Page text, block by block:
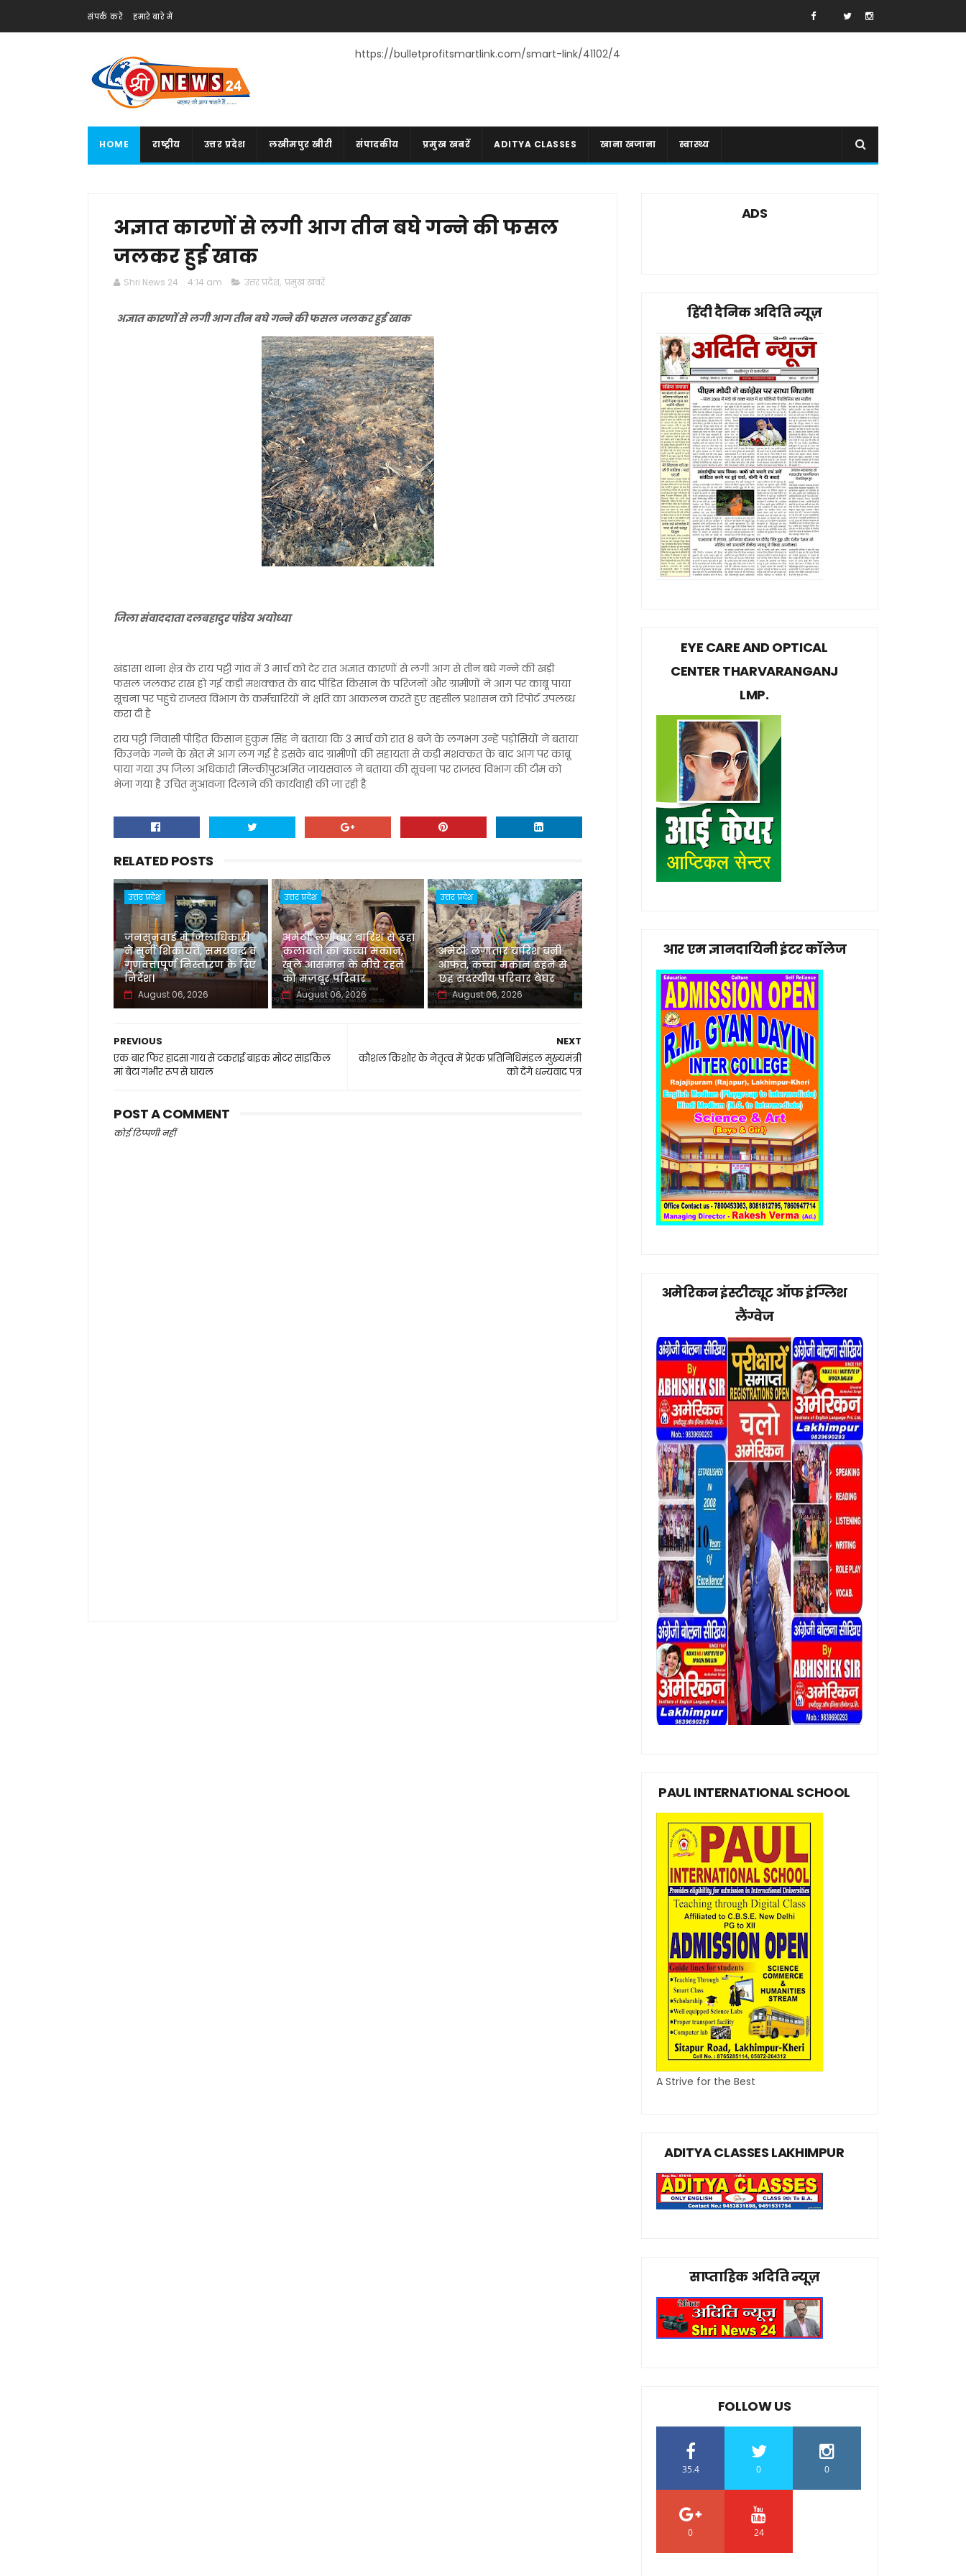
संपर्क करें हमारे बारे में
https://bulletprofitsmartlink.com/smart-link/41102/4
HOME राष्ट्रीय उत्तर प्रदेश लखीमपुर खीरी संपादकीय प्रमुख खबरें ADITYA CLASSES खाना खजाना स्वास्थ्य
अज्ञात कारणों से लगी आग तीन बघे गन्ने की फसल
जलकर हुई खाक
Shri News 24 4:14 am उत्तर प्रदेश, प्रमुख खबरें
अज्ञात कारणों से लगी आग तीन बघे गन्ने की फसल जलकर हुई खाक
जिला संवाददाता दलबहादुर पांडेय अयोध्या
खंडासा थाना क्षेत्र के राय पट्टी गांव में 3 मार्च को देर रात अज्ञात कारणों से लगी आग से तीन बघे गन्ने की खड़ी
फसल जलकर राख हो गई कड़ी मशक्कत के बाद पीड़ित किसान के परिजनों और ग्रामीणों ने आग पर काबू पाया
सूचना पर पहुंचे राजस्व विभाग के कर्मचारियों ने क्षति का आकलन करते हुए तहसील प्रशासन को रिपोर्ट उपलब्ध
करा दी है
राय पट्टी निवासी पीड़ित किसान हुकुम सिंह ने बताया कि 3 मार्च को रात 8 बजे के लगभग उन्हें पड़ोसियों ने बताया
किउनके गन्ने के खेत में आग लग गई है इसके बाद ग्रामीणों की सहायता से कड़ी मशक्कत के बाद आग पर काबू
पाया गया उप जिला अधिकारी मिल्कीपुरअमित जायसवाल ने बताया की सूचना पर राजस्व विभाग की टीम को
भेजा गया है उचित मुआवजा दिलाने की कार्यवाही की जा रही है
RELATED POSTS
उत्तर प्रदेश
जनसुनवाई में जिलाधिकारी
ने सुनीं शिकायतें, समयबद्ध व
गुणवत्तापूर्ण निस्तारण के दिए
निर्देश।
August 06, 2026
उत्तर प्रदेश
अमेठी: लगातार बारिश से ढहा
कलावती का कच्चा मकान,
खुले आसमान के नीचे रहने
को मजबूर परिवार
August 06, 2026
उत्तर प्रदेश
अमेठी: लगातार बारिश बनी
आफत, कच्चा मकान ढहने से
छह सदस्यीय परिवार बेघर
August 06, 2026
NEXT
कौशल किशोर के नेतृत्व में प्रेरक प्रतिनिधिमंडल मुख्यमंत्री
को देंगे धन्यवाद पत्र
PREVIOUS
एक बार फिर हादसा गाय से टकराई बाइक मोटर साइकिल
मां बेटा गंभीर रूप से घायल
POST A COMMENT
कोई टिप्पणी नहीं
ADS
हिंदी दैनिक अदिति न्यूज़
EYE CARE AND OPTICAL
CENTER THARVARANGANJ
LMP.
आर एम ज्ञानदायिनी इंटर कॉलेज
अमेरिकन इंस्टीट्यूट ऑफ इंग्लिश
लैंग्वेज
PAUL INTERNATIONAL SCHOOL
A Strive for the Best
ADITYA CLASSES LAKHIMPUR
साप्ताहिक अदिति न्यूज़
FOLLOW US
35.4 0 0
0 24